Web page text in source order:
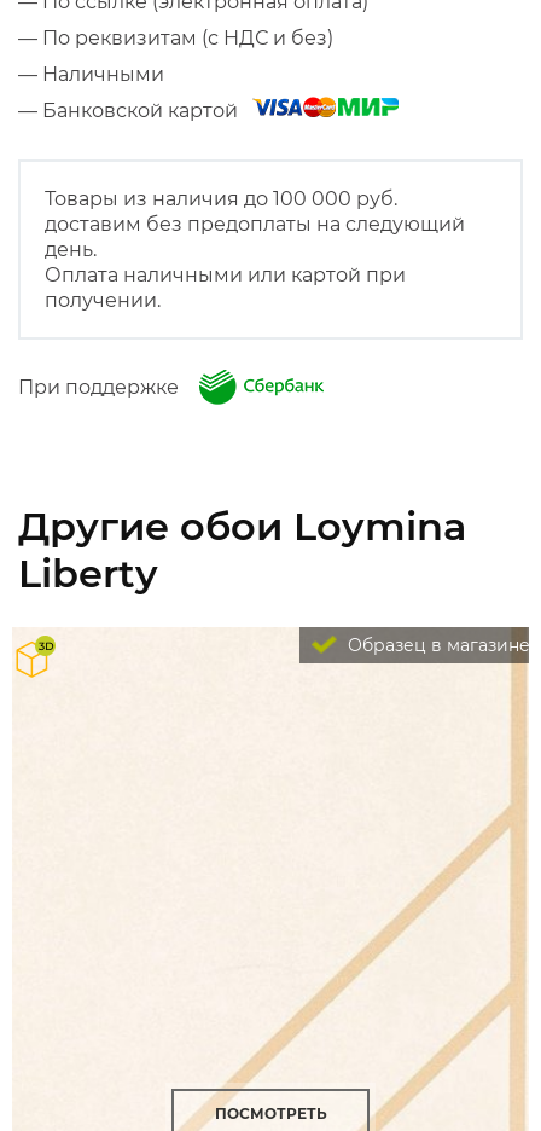
— По реквизитам (с НДС и без)
— Наличными
— Банковской картой
Товары из наличия до 100 000 руб.
доставим без предоплаты на следующий
день.
Оплата наличными или картой при
получении.
При поддержке
Другие обои Loymina
Liberty
Образец в магазине
ПОСМОТРЕТЬ